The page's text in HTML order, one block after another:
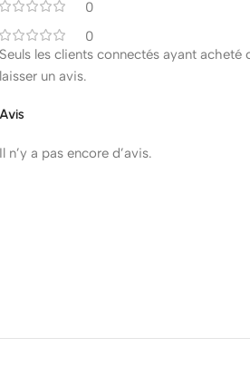
0
0
Avis
Il n’y a pas encore d’avis.
Seuls les clients connectés ayant
laisser un avis.